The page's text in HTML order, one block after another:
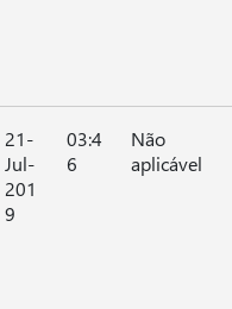
21-
Jul-
201
9
03:4
6
Não
aplicável